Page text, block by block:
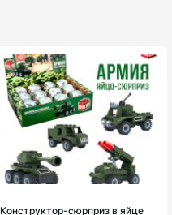
Конструктор-сюрприз в яйце